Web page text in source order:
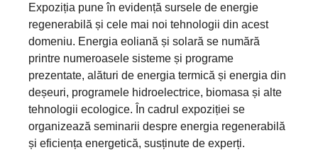
Expoziția pune în evidență sursele de energie
regenerabilă și cele mai noi tehnologii din acest
domeniu. Energia eoliană și solară se numără
printre numeroasele sisteme și programe
prezentate, alături de energia termică și energia din
deșeuri, programele hidroelectrice, biomasa și alte
tehnologii ecologice. În cadrul expoziției se
organizează seminarii despre energia regenerabilă
și eficiența energetică, susținute de experți.